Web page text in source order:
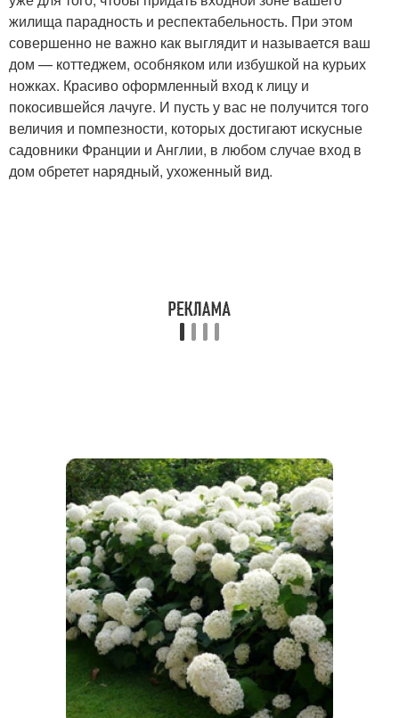
жилища парадность и респектабельность. При этом
совершенно не важно как выглядит и называется ваш
дом — коттеджем, особняком или избушкой на курьих
ножках. Красиво оформленный вход к лицу и
покосившейся лачуге. И пусть у вас не получится того
величия и помпезности, которых достигают искусные
садовники Франции и Англии, в любом случае вход в
дом обретет нарядный, ухоженный вид.